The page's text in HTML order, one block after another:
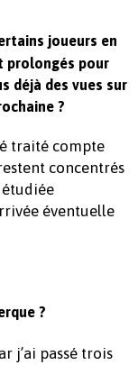
joueurs en
prolongés pour
déjà des vues sur
?
traité compte
concentrés
éventuelle
?
j’ai passé trois